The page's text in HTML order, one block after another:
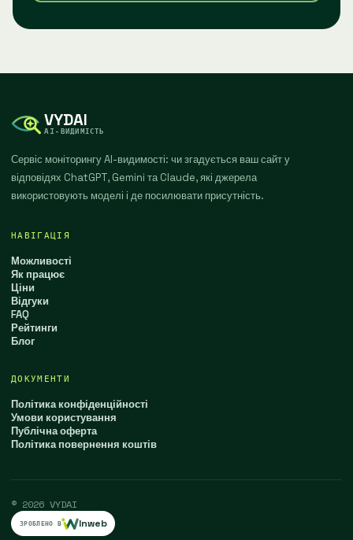
VYDAI
AI-ВИДИМІСТЬ
Сервіс моніторингу AI-видимості: чи згадується ваш сайт у
відповідях ChatGPT, Gemini та Claude, які джерела
використовують моделі і де посилювати присутність.
НАВІГАЦІЯ
Можливості
Як працює
Ціни
Відгуки
FAQ
Рейтинги
Блог
ДОКУМЕНТИ
Політика конфіденційності
Умови користування
Публічна оферта
Політика повернення коштів
© 2026 VYDAI
ЗРОБЛЕНО В Inweb